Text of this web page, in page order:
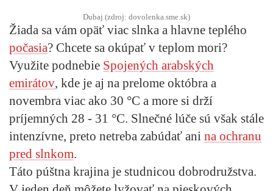
Dubaj (zdroj: dovolenka.sme.sk)
Žiada sa vám opäť viac slnka a hlavne teplého
počasia? Chcete sa okúpať v teplom mori?
Využite podnebie Spojených arabských
emirátov, kde je aj na prelome októbra a
novembra viac ako 30 °C a more si drží
príjemných 28 - 31 °C. Slnečné lúče sú však stále
intenzívne, preto netreba zabúdať ani na ochranu
pred slnkom.
Táto púštna krajina je studnicou dobrodružstva.